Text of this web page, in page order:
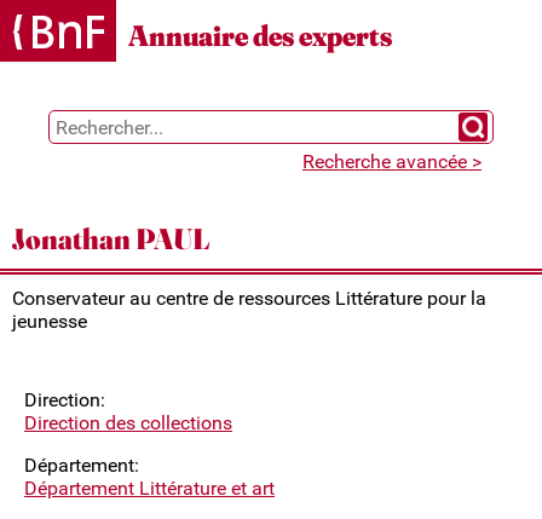
Gestion des cookies
Annuaire des experts
Chercher
Recherche avancée >
Jonathan PAUL
Conservateur au centre de ressources Littérature pour la
jeunesse
Direction:
Direction des collections
Département:
Département Littérature et art